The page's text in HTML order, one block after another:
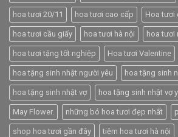
hoa tươi 20/11 hoa tươi cao cấp Hoa tươi
hoa tươi cầu giấy hoa tươi hà nội hoa tươi
hoa tươi tặng tốt nghiệp Hoa tươi Valentine
hoa tặng sinh nhật người yêu hoa tặng sinh
hoa tặng sinh nhật vợ hoa tặng sinh nhật vợ
May Flower. những bó hoa tươi đẹp nhất
shop hoa tươi gần đây tiệm hoa tươi hà nội